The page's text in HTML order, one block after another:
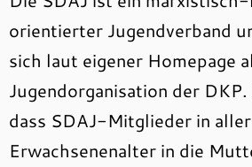
orientierter Jugendverband
sich laut eigener Homepage
Jugendorganisation der
dass SDAJ-Mitglieder in
Erwachsenenalter in die